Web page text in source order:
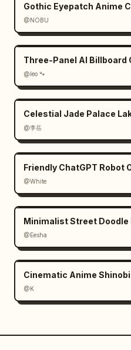
Gothic Eyepatch Anime
@NOBU
Three-Panel AI Billboard
@leo 🐾
Celestial Jade Palace
@李岳
Friendly ChatGPT Robot
@White
Minimalist Street
@Eesha
Cinematic Anime
@K